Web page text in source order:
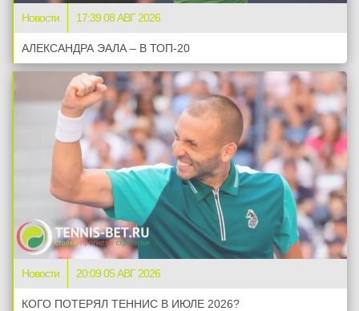
Новости 17:39 08 АВГ 2026
АЛЕКСАНДРА ЭАЛА – В ТОП-20
Новости 20:09 05 АВГ 2026
КОГО ПОТЕРЯЛ ТЕННИС В ИЮЛЕ 2026?